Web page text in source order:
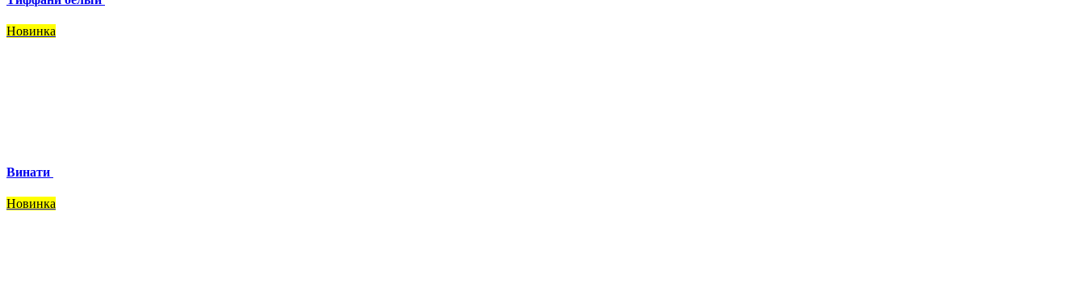
Новинка
Винати
Новинка